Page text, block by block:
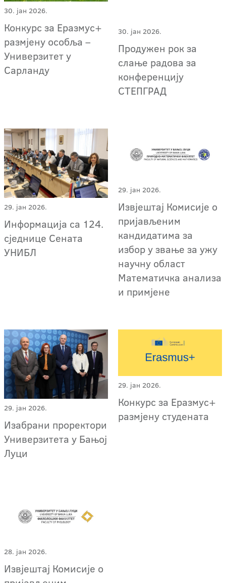
30. јан 2026.
Конкурс за Еразмус+
размјену особља –
Универзитет у
Сарланду
30. јан 2026.
Продужен рок за
слање радова за
конференцију
СТЕПГРАД
29. јан 2026.
Информација са 124.
сједнице Сената
УНИБЛ
29. јан 2026.
Извјештај Комисије о
пријављеним
кандидатима за
избор у звање за ужу
научну област
Математичка анализа
и примјене
29. јан 2026.
Изабрани проректори
Универзитета у Бањој
Луци
29. јан 2026.
Конкурс за Еразмус+
размјену студената
28. јан 2026.
Извјештај Комисије о